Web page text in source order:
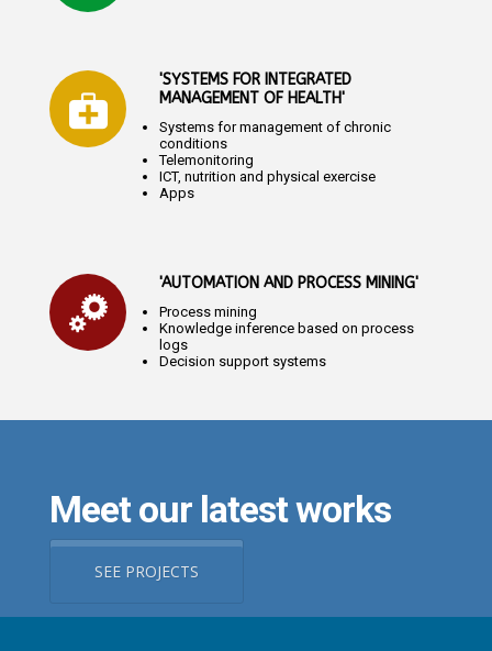
'SYSTEMS FOR INTEGRATED
MANAGEMENT OF HEALTH'
Systems for management of chronic
conditions
Telemonitoring
ICT, nutrition and physical exercise
Apps
'AUTOMATION AND PROCESS MINING'
Process mining
Knowledge inference based on process
logs
Decision support systems
Meet our latest works
SEE PROJECTS